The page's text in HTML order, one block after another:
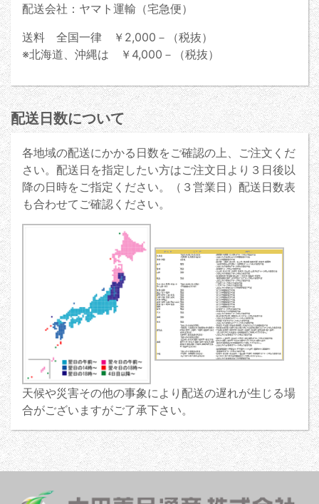
配送会社：ヤマト運輸（宅急便）
送料 全国一律 ￥2,000－（税抜）
※北海道、沖縄は ￥4,000－（税抜）
配送日数について
各地域の配送にかかる日数をご確認の上、ご注文くだ
さい。配送日を指定したい方はご注文日より３日後以
降の日時をご指定ください。（３営業日）配送日数表
も合わせてご確認ください。
天候や災害その他の事象により配送の遅れが生じる場
合がございますがご了承下さい。